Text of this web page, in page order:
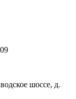
шоссе, д.